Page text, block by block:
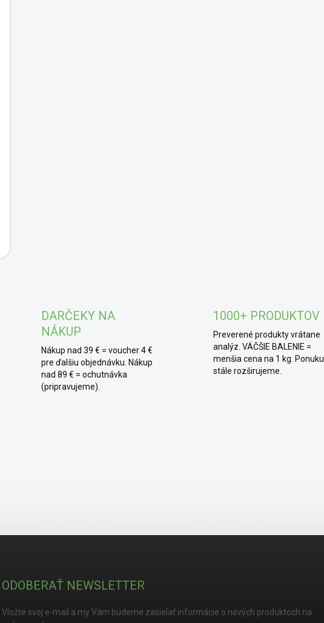
DARČEKY NA
NÁKUP
Nákup nad 39 € = voucher 4 €
pre ďalšiu objednávku. Nákup
nad 89 € = ochutnávka
(pripravujeme).
1000+ PRODUKTOV
Preverené produkty vrátane
analýz. VÄČŠIE BALENIE =
menšia cena na 1 kg. Ponuku
stále rozširujeme.
ODOBERAŤ NEWSLETTER
Vložte svoj e-mail a my Vám budeme zasielať informácie o nových produktoch na